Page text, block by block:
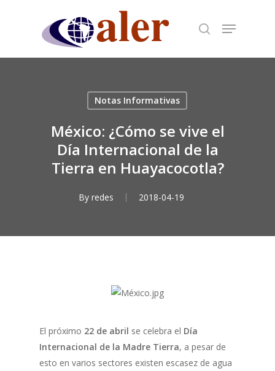
content
Notas Informativas
México: ¿Cómo se vive el
Día Internacional de la
Tierra en Huayacocotla?
By redes 2018-04-19
El próximo 22 de abril se celebra el Día
Internacional de la Madre Tierra, a pesar de
esto en varios sectores existen escasez de agua